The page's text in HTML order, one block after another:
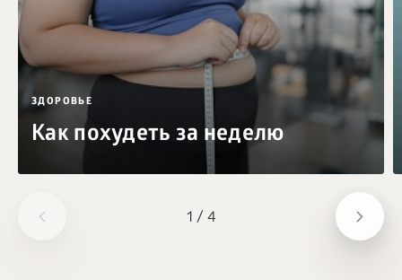
1 / 4
ЗДОРОВЬЕ
Как похудеть за неделю